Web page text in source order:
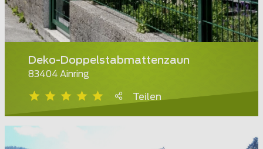
Deko-Doppelstabmattenzaun
83404 Ainring
Teilen